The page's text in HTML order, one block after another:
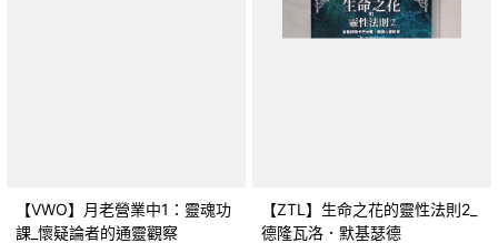
【VWO】月老營業中1：靈魂功
課_懷疑論者的通靈觀察
【ZTL】生命之花的靈性法則2_
德隆瓦洛．默基瑟德